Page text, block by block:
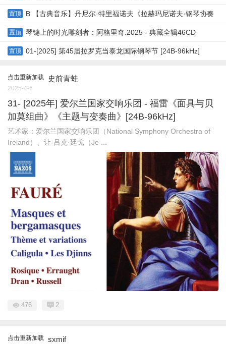
置顶 B 【古典音乐】丹尼尔·特里福诺夫《拉赫玛尼诺夫·钢琴协奏
曲》3CD. 2023 [FLAC+CUE整轨]
置顶 琴键上的时光雕刻者：阿格里奇.2025 - 典藏全辑46CD
置顶 01-[2025] 第45届拉罗克当泰龙国际钢琴节 [24B-96kHz]
点击重新加载 史前青蛙
2025-4-6
31- [2025年] 爱尔兰国家交响乐团 - 福雷《面具与贝
加莫组曲》《主题与变奏曲》[24B-96kHz]
艺术家：爱尔兰国家交响乐团（National Symphony Orchestra of
Ireland）、让-吕克·廷戈（Je ...
476 2
点击重新加载 sxmif